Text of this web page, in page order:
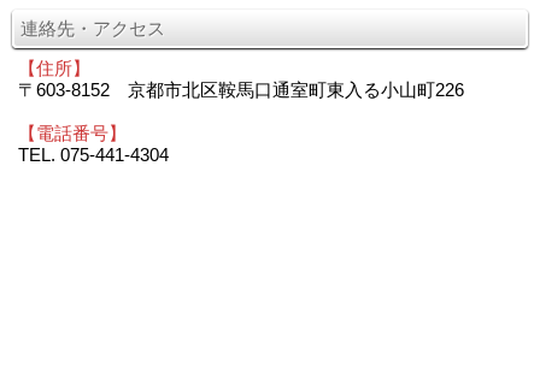
連絡先・アクセス
【住所】
〒603-8152 京都市北区鞍馬口通室町東入る小山町226
【電話番号】
TEL. 075-441-4304